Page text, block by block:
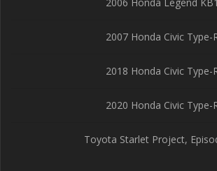
2007 Honda Civic Type-
2018 Honda Civic Type-
2020 Honda Civic Type-
Toyota Starlet Project,